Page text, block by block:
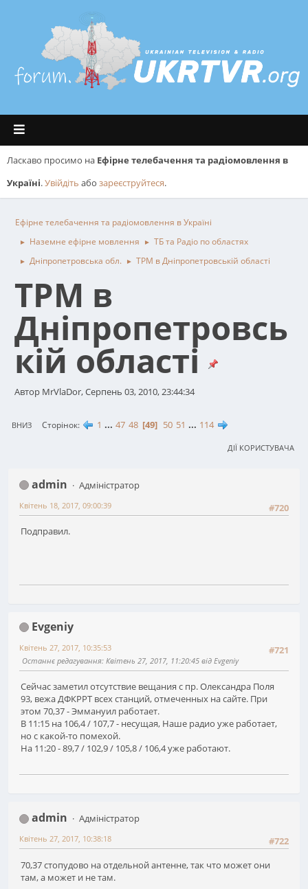
Ласкаво просимо на Ефірне телебачення та радіомовлення в
Україні.Увійдіть або зареєструйтеся.
Ефірне телебачення та радіомовлення в Україні
► Наземне ефірне мовлення ► ТБ та Радіо по областях
► Дніпропетровська обл. ► ТРМ в Дніпропетровській області
ТРМ в
Дніпропетровсь
кій області
Автор MrVlaDor, Серпень 03, 2010, 23:44:34
ВНИЗ Сторінок 1 ... 47 48 49 50 51 ... 114
ДІЇ КОРИСТУВАЧА
admin
Адміністратор
#720
Квітень 18, 2017, 09:00:39
Подправил.
Evgeniy
#721
Квітень 27, 2017, 10:35:53
Останнє редагування: Квітень 27, 2017, 11:20:45 від Evgeniy
Сейчас заметил отсутствие вещания с пр. Олександра Поля
93, вежа ДФКРРТ всех станций, отмеченных на сайте. При
этом 70,37 - Эммануил работает.
В 11:15 на 106,4 / 107,7 - несущая, Наше радио уже работает,
но с какой-то помехой.
На 11:20 - 89,7 / 102,9 / 105,8 / 106,4 уже работают.
admin
Адміністратор
#722
Квітень 27, 2017, 10:38:18
70,37 стопудово на отдельной антенне, так что может они
там, а может и не там.